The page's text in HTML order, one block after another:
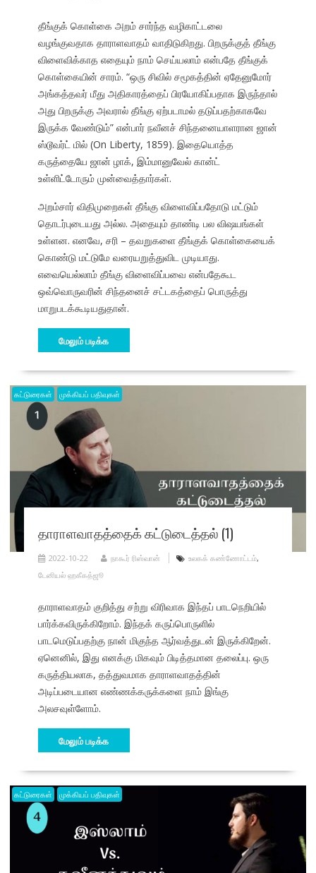
தீங்குக் கொள்கை அறம் சார்ந்த வழிகாட்டலை
வழங்குவதாக தாராளவாதம் வாதிடுகிறது. பிறருக்குத் தீங்கு
விளைவிக்காத எதையும் நாம் செய்யலாம் என்பதே தீங்குக்
கொள்கையின் சாரம். “ஒரு சிவில் சமூகத்தின் ஏதேனுமோர்
அங்கத்தவர் மீது அதிகாரத்தைப் பிரயோகிப்பதாக இருந்தால்
அது பிறருக்கு அவரால் தீங்கு ஏற்படாமல் தடுப்பதற்காகவே
இருக்க வேண்டும்” என்பார் நவீனச் சிந்தனையாளரான ஜான்
ஸ்டூவர்ட் மில் (On Liberty, 1859). இதையொத்த
கருத்தையே ஜான் ழாக், இம்மானுவேல் கான்ட்
உள்ளிட்டோரும் முன்வைத்தார்கள்.
அறம்சார் விதிமுறைகள் தீங்கு விளைவிப்பதோடு மட்டும்
தொடர்புடையது அல்ல. அதையும் தாண்டி பல விஷயங்கள்
உள்ளன. எனவே, சரி – தவறுகளை தீங்குக் கொள்கையைக்
கொண்டு மட்டுமே வரையறுத்துவிட முடியாது.
எவையெல்லாம் தீங்கு விளைவிப்பவை என்பதேகூட
ஒவ்வொருவரின் சிந்தனைச் சட்டகத்தைப் பொருத்து
மாறுபடக்கூடியதுதான்.
மேலும் படிக்க
கட்டுரைகள் முக்கியப் பதிவுகள்
தாராளவாதத்தைக் கட்டுடைத்தல் (1)
2022-10-22 நாகூர் ரிஸ்வான் உலகக் கண்ணோட்டம்,
டேனியல் ஹகீகத்ஜூ
தாராளவாதம் குறித்து சற்று விரிவாக இந்தப் பாடநெறியில்
பார்க்கவிருக்கிறோம். இந்தக் கருப்பொருளில்
பாடமெடுப்பதற்கு நான் மிகுந்த ஆர்வத்துடன் இருக்கிறேன்.
ஏனெனில், இது எனக்கு மிகவும் பிடித்தமான தலைப்பு. ஒரு
கருத்தியலாக, தத்துவமாக தாராளவாதத்தின்
அடிப்படையான எண்ணக்கருக்களை நாம் இங்கு
அலசவுள்ளோம்.
மேலும் படிக்க
கட்டுரைகள் முக்கியப் பதிவுகள்